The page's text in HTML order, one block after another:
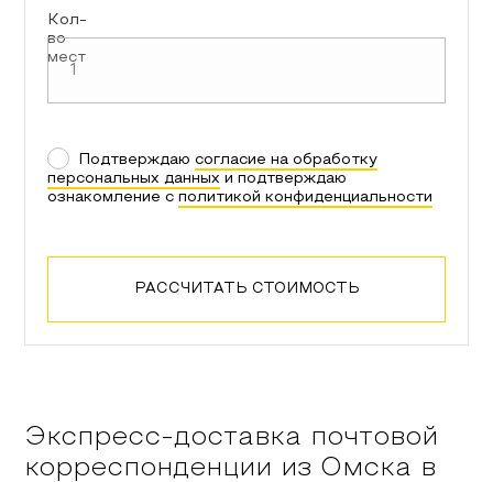
Кол-
во
мест
Подтверждаю согласие на обработку
персональных данных и подтверждаю
ознакомление с политикой конфиденциальности
РАССЧИТАТЬ СТОИМОСТЬ
Экспресс-доставка почтовой
корреспонденции из Омска в